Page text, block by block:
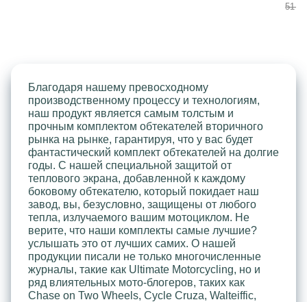
51
Благодаря нашему превосходному
производственному процессу и технологиям,
наш продукт является самым толстым и
прочным комплектом обтекателей вторичного
рынка на рынке, гарантируя, что у вас будет
фантастический комплект обтекателей на долгие
годы. С нашей специальной защитой от
теплового экрана, добавленной к каждому
боковому обтекателю, который покидает наш
завод, вы, безусловно, защищены от любого
тепла, излучаемого вашим мотоциклом. Не
верите, что наши комплекты самые лучшие?
услышать это от лучших самих. О нашей
продукции писали не только многочисленные
журналы, такие как Ultimate Motorcycling, но и
ряд влиятельных мото-блогеров, таких как
Chase on Two Wheels, Cycle Cruza, Walteiffic,